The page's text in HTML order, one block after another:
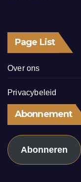
Page List
Over ons
Privacybeleid
Abonnement
Abonneren